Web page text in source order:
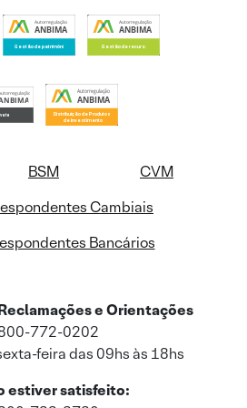
BSM
CVM
Cambiais
Bancários
e Orientações
772-0202
feira das 09hs às 18hs
estiver satisfeito: